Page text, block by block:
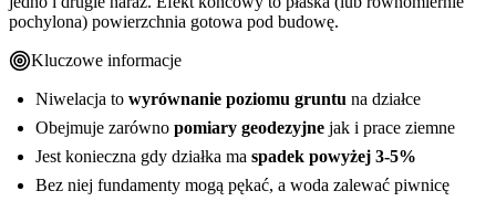
Błędy prawne i sąsiedzkie
Rodzaje ubezpieczeń przy budowie
Na co zwrócić uwagę
Podsumowanie
pochylona) powierzchnia gotowa pod budowę.
Kluczowe informacje
Niwelacja to wyrównanie poziomu gruntu na działce
Obejmuje zarówno pomiary geodezyjne jak i prace ziemne
Jest konieczna gdy działka ma spadek powyżej 3-5%
Bez niej fundamenty mogą pękać, a woda zalewać piwnicę